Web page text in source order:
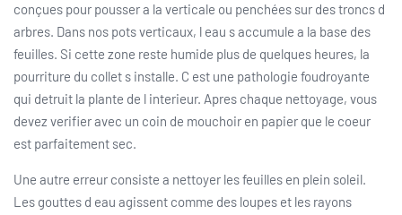
conçues pour pousser a la verticale ou penchées sur des troncs d
arbres. Dans nos pots verticaux, l eau s accumule a la base des
feuilles. Si cette zone reste humide plus de quelques heures, la
pourriture du collet s installe. C est une pathologie foudroyante
qui detruit la plante de l interieur. Apres chaque nettoyage, vous
devez verifier avec un coin de mouchoir en papier que le coeur
est parfaitement sec.
Une autre erreur consiste a nettoyer les feuilles en plein soleil.
Les gouttes d eau agissent comme des loupes et les rayons